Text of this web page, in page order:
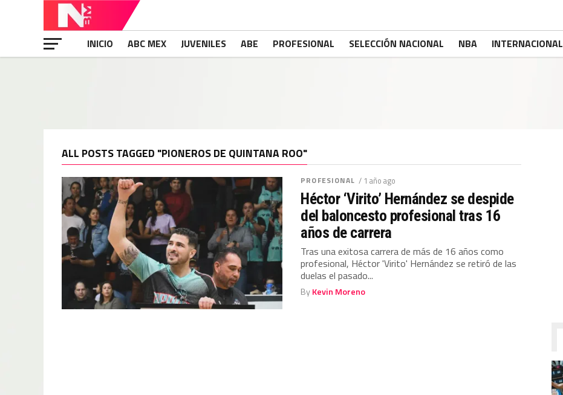
INICIO ABC MEX JUVENILES ABE PROFESIONAL SELECCIÓN NACIONAL NBA INTERNACIONAL
ALL POSTS TAGGED "PIONEROS DE QUINTANA ROO"
PROFESIONAL / 1 año ago
Héctor ‘Virito’ Hernández se despide
del baloncesto profesional tras 16
años de carrera
Tras una exitosa carrera de más de 16 años como
profesional, Héctor 'Virito' Hernández se retiró de las
duelas el pasado...
ByKevin Moreno